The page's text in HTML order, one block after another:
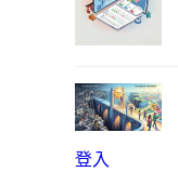
登入